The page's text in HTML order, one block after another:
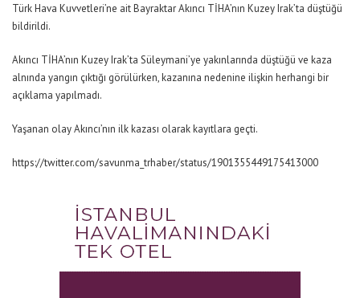
Türk Hava Kuvvetleri’ne ait Bayraktar Akıncı TİHA’nın Kuzey Irak’ta düştüğü
bildirildi.
Akıncı TİHA’nın Kuzey Irak’ta Süleymani’ye yakınlarında düştüğü ve kaza
alnında yangın çıktığı görülürken, kazanına nedenine ilişkin herhangi bir
açıklama yapılmadı.
Yaşanan olay Akıncı’nın ilk kazası olarak kayıtlara geçti.
https://twitter.com/savunma_trhaber/status/1901355449175413000